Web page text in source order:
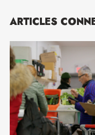
ARTICLES